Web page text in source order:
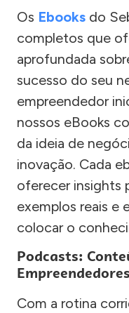
Os Ebooks do
completos que
aprofundada
sucesso do seu
empreendedor
nossos eBooks
da ideia de
inovação. Cada
oferecer insights
exemplos reais e
colocar o
Podcasts:
Com a rotina